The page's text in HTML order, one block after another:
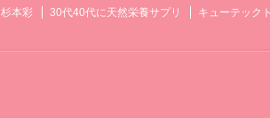
杉本彩 30代40代に天然栄養サプリ キューテック